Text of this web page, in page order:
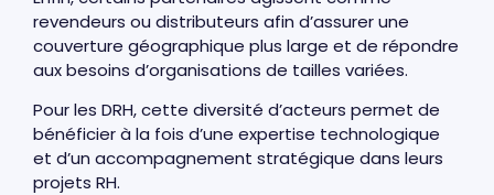
revendeurs ou distributeurs afin d’assurer une
couverture géographique plus large et de répondre
aux besoins d’organisations de tailles variées.
Pour les DRH, cette diversité d’acteurs permet de
bénéficier à la fois d’une expertise technologique
et d’un accompagnement stratégique dans leurs
projets RH.